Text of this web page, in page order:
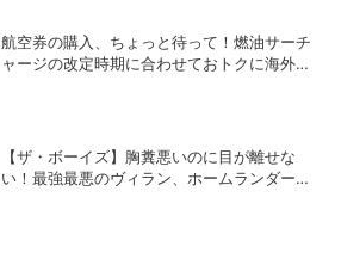
航空券の購入、ちょっと待って！燃油サーチ
ャージの改定時期に合わせておトクに海外航
【ザ・ボーイズ】胸糞悪いのに目が離せな
い！最強最悪のヴィラン、ホームランダーの